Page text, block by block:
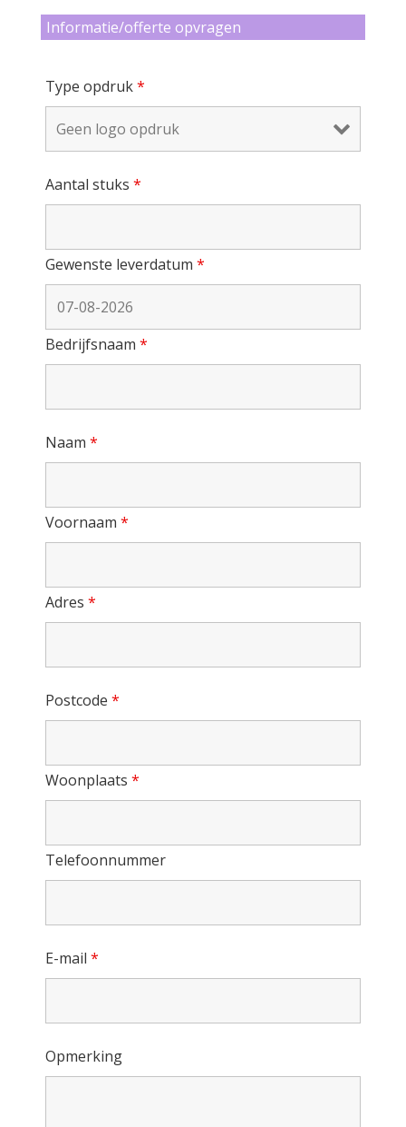
Informatie/offerte opvragen
Type opdruk*
Aantal stuks *
Gewenste leverdatum *
Bedrijfsnaam *
Naam *
Voornaam *
Adres *
Postcode *
Woonplaats *
Telefoonnummer
E-mail *
Opmerking